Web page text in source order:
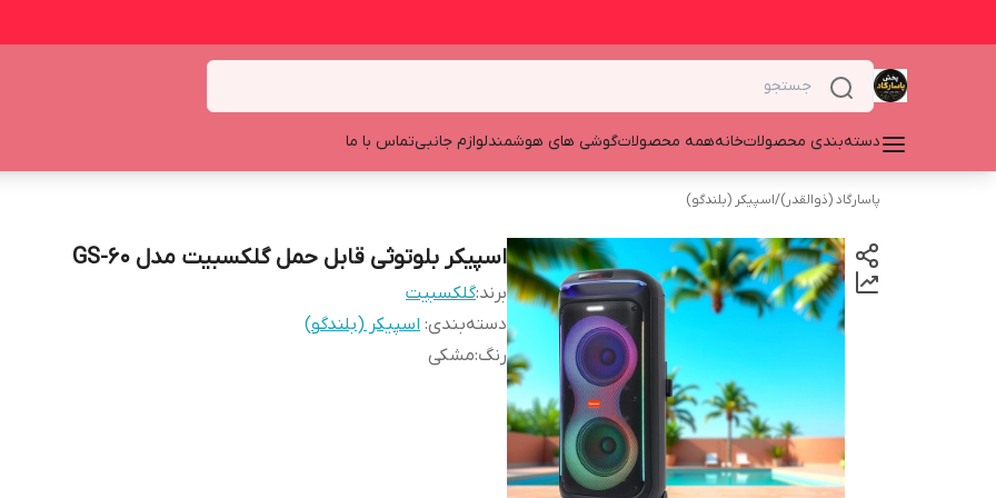
دسته‌بندی محصولاتخانههمه محصولاتگوشی های هوشمندلوازم جانبیتماس با ما
پاسارگاد (ذوالقدر)/اسپیکر (بلندگو)
اسپیکر بلوتوثی قابل حمل گلکسبیت مدل GS-60
برند:گلکسبیت
دسته‌بندی: اسپیکر (بلندگو)
رنگ:مشکی